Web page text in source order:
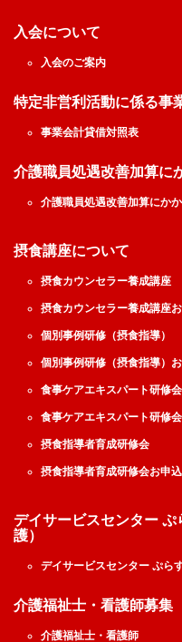
入会について
入会のご案内
特定非営利活動に係る事
事業会計貸借対照表
介護職員処遇改善加算に
介護職員処遇改善加算にか
摂食講座について
摂食カウンセラー養成講座
摂食カウンセラー養成講座
個別事例研修（摂食指導）
個別事例研修（摂食指導）
食事ケアエキスパート研修会
食事ケアエキスパート研修
摂食指導者育成研修会
摂食指導者育成研修会お申
デイサービスセンター
護）
デイサービスセンター ぷら
介護福祉士・看護師募集
介護福祉士・看護師